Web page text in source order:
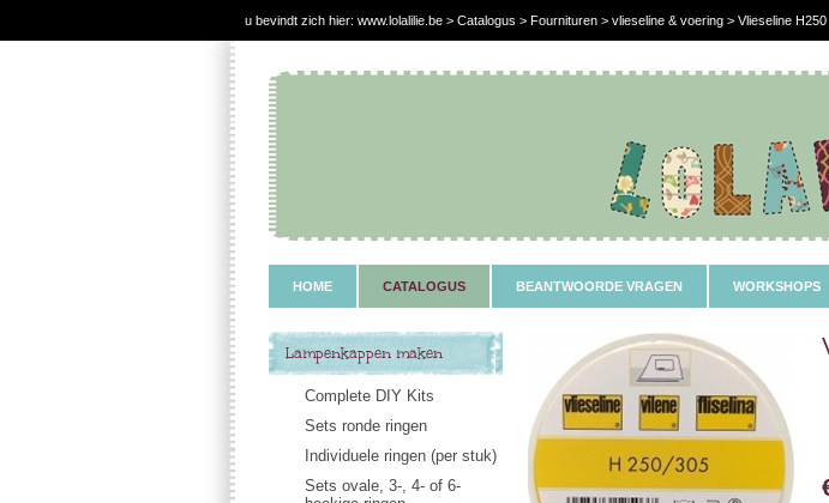
u bevindt zich hier: www.lolalilie.be > Catalogus > Fournituren > vlieseline & voering > Vlieseline H250
HOME CATALOGUS BEANTWOORDE VRAGEN WORKSHOPS
Lampenkappen maken
Complete DIY Kits
Sets ronde ringen
Individuele ringen (per stuk)
Sets ovale, 3-, 4- of 6-